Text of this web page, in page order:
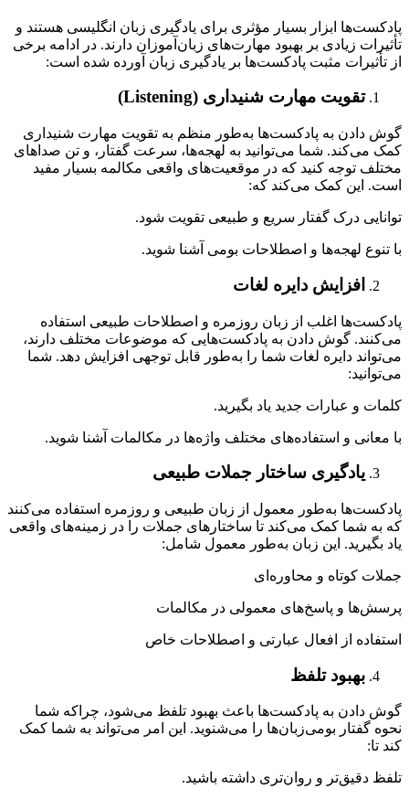
پادکست‌ها ابزار بسیار مؤثری برای یادگیری زبان انگلیسی هستند و
تأثیرات زیادی بر بهبود مهارت‌های زبان‌آموزان دارند. در ادامه برخی
از تأثیرات مثبت پادکست‌ها بر یادگیری زبان آورده شده است:
تقویت مهارت شنیداری (Listening)
گوش دادن به پادکست‌ها به‌طور منظم به تقویت مهارت شنیداری
کمک می‌کند. شما می‌توانید به لهجه‌ها، سرعت گفتار، و تن صداهای
مختلف توجه کنید که در موقعیت‌های واقعی مکالمه بسیار مفید
است. این کمک می‌کند که:
توانایی درک گفتار سریع و طبیعی تقویت شود.
با تنوع لهجه‌ها و اصطلاحات بومی آشنا شوید.
افزایش دایره لغات
پادکست‌ها اغلب از زبان روزمره و اصطلاحات طبیعی استفاده
می‌کنند. گوش دادن به پادکست‌هایی که موضوعات مختلف دارند،
می‌تواند دایره لغات شما را به‌طور قابل توجهی افزایش دهد. شما
می‌توانید:
کلمات و عبارات جدید یاد بگیرید.
با معانی و استفاده‌های مختلف واژه‌ها در مکالمات آشنا شوید.
یادگیری ساختار جملات طبیعی
پادکست‌ها به‌طور معمول از زبان طبیعی و روزمره استفاده می‌کنند
که به شما کمک می‌کند تا ساختارهای جملات را در زمینه‌های واقعی
یاد بگیرید. این زبان به‌طور معمول شامل:
جملات کوتاه و محاوره‌ای
پرسش‌ها و پاسخ‌های معمولی در مکالمات
استفاده از افعال عبارتی و اصطلاحات خاص
بهبود تلفظ
گوش دادن به پادکست‌ها باعث بهبود تلفظ می‌شود، چراکه شما
نحوه گفتار بومی‌زبان‌ها را می‌شنوید. این امر می‌تواند به شما کمک
کند تا:
تلفظ دقیق‌تر و روان‌تری داشته باشید.